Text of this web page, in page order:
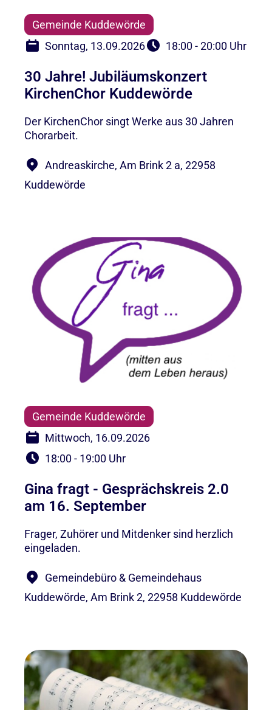
Gemeinde Kuddewörde
Sonntag, 13.09.2026
18:00 - 20:00 Uhr
30 Jahre! Jubiläumskonzert
KirchenChor Kuddewörde
Der KirchenChor singt Werke aus 30 Jahren
Chorarbeit.
Andreaskirche, Am Brink 2 a, 22958
Kuddewörde
Gemeinde Kuddewörde
Mittwoch, 16.09.2026
18:00 - 19:00 Uhr
Gina fragt - Gesprächskreis 2.0
am 16. September
Frager, Zuhörer und Mitdenker sind herzlich
eingeladen.
Gemeindebüro & Gemeindehaus
Kuddewörde, Am Brink 2, 22958 Kuddewörde